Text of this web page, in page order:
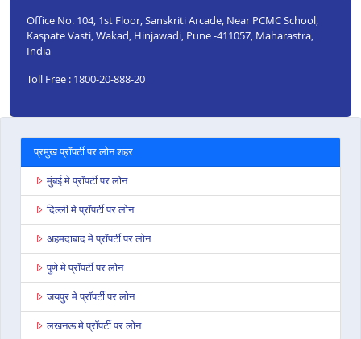
Office No. 104, 1st Floor, Sanskriti Arcade, Near PCMC School,
Kaspate Vasti, Wakad, Hinjawadi, Pune -411057, Maharastra,
India
Toll Free : 1800-20-888-20
प्रमुख प्रॉपर्टी पर लोन शहर
मुंबई मे प्रॉपर्टी पर लोन
दिल्ली मे प्रॉपर्टी पर लोन
अहमदाबाद मे प्रॉपर्टी पर लोन
पुणे मे प्रॉपर्टी पर लोन
जयपुर मे प्रॉपर्टी पर लोन
लखनऊ मे प्रॉपर्टी पर लोन